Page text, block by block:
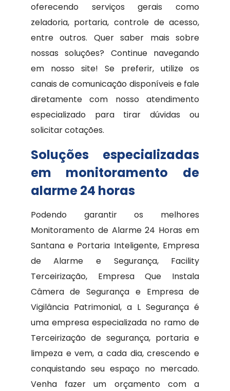
oferecendo serviços gerais como
zeladoria, portaria, controle de acesso,
entre outros. Quer saber mais sobre
nossas soluções? Continue navegando
em nosso site! Se preferir, utilize os
canais de comunicação disponíveis e fale
diretamente com nosso atendimento
especializado para tirar dúvidas ou
solicitar cotações.
Soluções especializadas
em monitoramento de
alarme 24 horas
Podendo garantir os melhores
Monitoramento de Alarme 24 Horas em
Santana e Portaria Inteligente, Empresa
de Alarme e Segurança, Facility
Terceirização, Empresa Que Instala
Câmera de Segurança e Empresa de
Vigilância Patrimonial, a L Segurança é
uma empresa especializada no ramo de
Terceirização de segurança, portaria e
limpeza e vem, a cada dia, crescendo e
conquistando seu espaço no mercado.
Venha fazer um orçamento com a